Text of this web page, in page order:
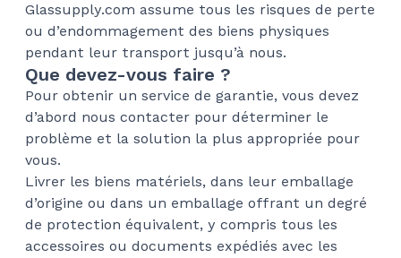
Glassupply.com assume tous les risques de perte
ou d’endommagement des biens physiques
pendant leur transport jusqu’à nous.
Que devez-vous faire ?
Pour obtenir un service de garantie, vous devez
d’abord nous contacter pour déterminer le
problème et la solution la plus appropriée pour
vous.
Livrer les biens matériels, dans leur emballage
d’origine ou dans un emballage offrant un degré
de protection équivalent, y compris tous les
accessoires ou documents expédiés avec les